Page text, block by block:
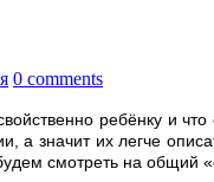
0 comments
ребёнку и
а значит их легче
смотреть на общий